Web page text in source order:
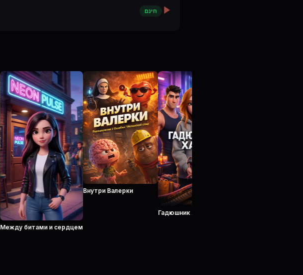
חינם
Между битами и сердцем
Внутри Валерки
Гадюшник Хаус